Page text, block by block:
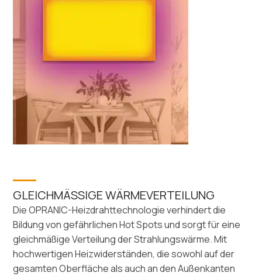
GLEICHMÄSSIGE WÄRMEVERTEILUNG
Die OPRANIC-Heizdrahttechnologie verhindert die
Bildung von gefährlichen Hot Spots und sorgt für eine
gleichmäßige Verteilung der Strahlungswärme. Mit
hochwertigen Heizwiderständen, die sowohl auf der
gesamten Oberfläche als auch an den Außenkanten